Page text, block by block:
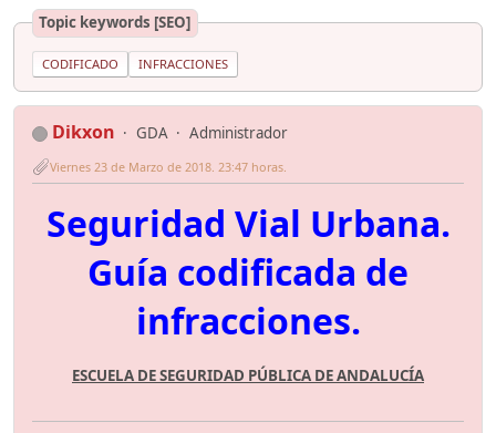
Topic keywords [SEO]
CODIFICADO INFRACCIONES
Dikxon GDA Administrador
Viernes 23 de Marzo de 2018. 23:47 horas.
Seguridad Vial Urbana.
Guía codificada de
infracciones.
ESCUELA DE SEGURIDAD PÚBLICA DE ANDALUCÍA